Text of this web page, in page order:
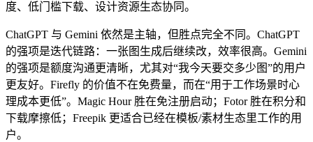
度、低门槛下载、设计资源生态协同。
ChatGPT 与 Gemini 依然是主轴，但胜点完全不同。ChatGPT
的强项是迭代链路：一张图生成后继续改，效率很高。Gemini
的强项是额度沟通更清晰，尤其对“我今天要交多少图”的用户
更友好。Firefly 的价值不在免费量，而在“用于工作场景时心
理成本更低”。Magic Hour 胜在免注册启动；Fotor 胜在积分和
下载摩擦低；Freepik 更适合已经在模板/素材生态里工作的用
户。